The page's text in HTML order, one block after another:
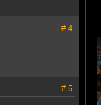
# 4
# 5